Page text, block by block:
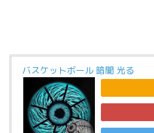
バスケットボール 暗闇 光る